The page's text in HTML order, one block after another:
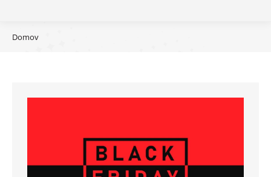
You are here:
Domov